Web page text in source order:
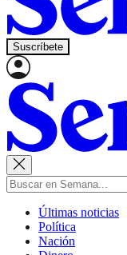
Suscríbete
Últimas noticias
Política
Nación